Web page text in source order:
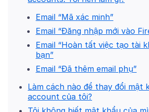
Email “Mã xác minh”
Email “Đăng nhập mới vào
Email “Hoàn tất việc tạo tài
bạn”
Email “Đã thêm email phụ”
Làm cách nào để thay đổi mật
account của tôi?